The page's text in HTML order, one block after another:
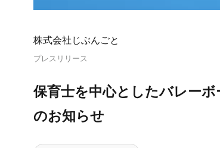
株式会社じぶんごと
プレスリリース
保育士を中心としたバレー
のお知らせ